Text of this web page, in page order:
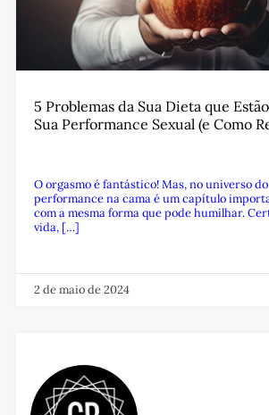
5 Problemas da Sua Dieta que
Sua Performance Sexual (e Como
O orgasmo é fantástico! Mas, no universo
performance na cama é um capítulo
com a mesma forma que pode humilhar.
vida, […]
2 de maio de 2024